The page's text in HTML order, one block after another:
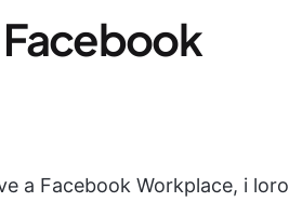
Facebook
a Facebook Workplace, i loro